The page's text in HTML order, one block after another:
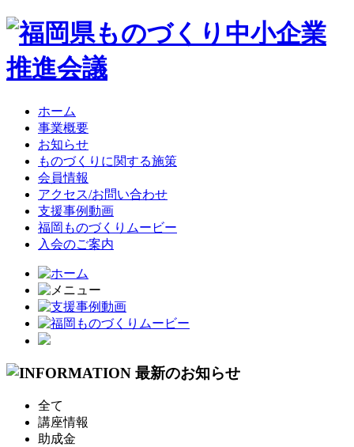
ホーム
事業概要
お知らせ
ものづくりに関する施策
会員情報
アクセス/お問い合わせ
支援事例動画
福岡ものづくりムービー
入会のご案内
全て
講座情報
助成金